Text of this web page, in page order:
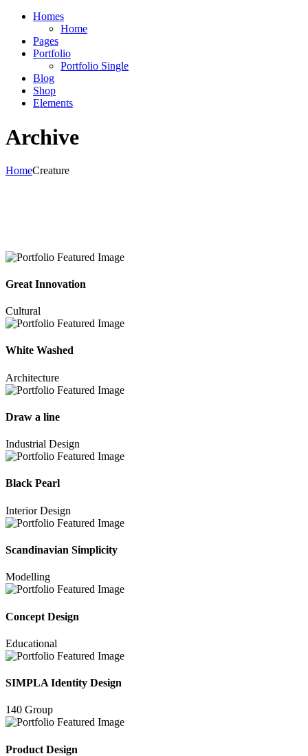
Homes
Home
Pages
Portfolio
Portfolio Single
Blog
Shop
Elements
Archive
HomeCreature
Great Innovation
Cultural
White Washed
Architecture
Draw a line
Industrial Design
Black Pearl
Interior Design
Scandinavian Simplicity
Modelling
Concept Design
Educational
SIMPLA Identity Design
140 Group
Product Design